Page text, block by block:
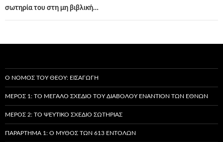
σωτηρία του στη μη βιβλική…
Ο ΝΌΜΟΣ ΤΟΥ ΘΕΟΎ: ΕΙΣΑΓΩΓΉ
ΜΈΡΟΣ 1: ΤΟ ΜΕΓΆΛΟ ΣΧΈΔΙΟ ΤΟΥ ΔΙΑΒΌΛΟΥ ΕΝΑΝΤΊΟΝ ΤΩΝ ΕΘΝΏΝ
ΜΈΡΟΣ 2: ΤΟ ΨΕΎΤΙΚΟ ΣΧΈΔΙΟ ΣΩΤΗΡΊΑΣ
ΠΑΡΆΡΤΗΜΑ 1: Ο ΜΎΘΟΣ ΤΩΝ 613 ΕΝΤΟΛΏΝ